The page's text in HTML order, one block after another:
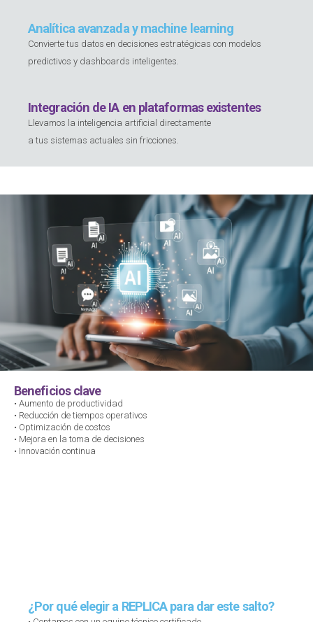
Analítica avanzada y machine learning
Convierte tus datos en decisiones estratégicas con modelos
predictivos y dashboards inteligentes.
Integración de IA en plataformas existentes
Llevamos la inteligencia artificial directamente
a tus sistemas actuales sin fricciones.
Beneficios clave
• Aumento de productividad
• Reducción de tiempos operativos
• Optimización de costos
• Mejora en la toma de decisiones
• Innovación continua
¿Por qué elegir a REPLICA para dar este salto?